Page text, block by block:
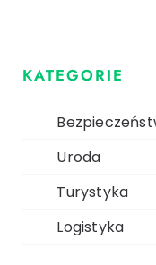
KATEGORIE
Uroda
Turystyka
Logistyka